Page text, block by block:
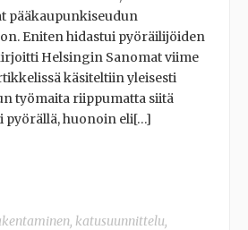
pääkaupunkiseudun
Eniten hidastui pyöräilijöiden
Helsingin Sanomat viime
käsiteltiin yleisesti
työmaita riippumatta siitä
pyörällä, huonoin eli[…]
, katusuunnittelu,